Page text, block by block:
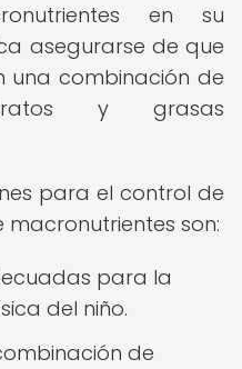
en su
asegurarse de que
una combinación de
y grasas
para el control de
macronutrientes son:
para la
del niño.
de